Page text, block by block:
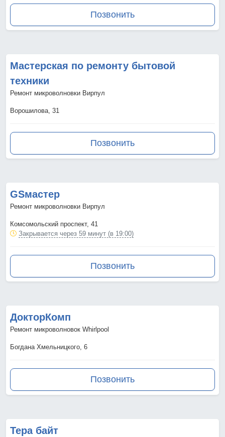
Позвонить
Мастерская по ремонту бытовой
техники
Ремонт микроволновки Вирпул
Ворошилова, 31
Позвонить
GSмастер
Ремонт микроволновки Вирпул
Комсомольский проспект, 41
Закрывается через 59 минут (в 19:00)
Позвонить
ДокторКомп
Ремонт микроволновок Whirlpool
Богдана Хмельницкого, 6
Позвонить
Тера байт